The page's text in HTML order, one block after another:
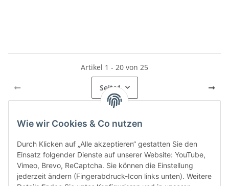
Wie wir Cookies & Co nutzen
Durch Klicken auf „Alle akzeptieren“ gestatten Sie den
Einsatz folgender Dienste auf unserer Website: YouTube,
Vimeo, Brevo, ReCaptcha. Sie können die Einstellung
jederzeit ändern (Fingerabdruck-Icon links unten). Weitere
Artikel 1 - 20 von 25
Seite1
Kategorien